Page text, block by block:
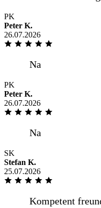
PK
Peter K.
26.07.2026
PK
Peter K.
26.07.2026
SK
Stefan K.
25.07.2026
ursprünglich
Pünktlich wie
Unkompliziert, gute